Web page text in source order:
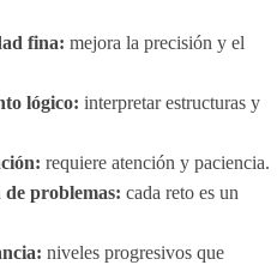
fina: mejora la precisión y el
lógico: interpretar estructuras y
requiere atención y paciencia.
de problemas: cada reto es un
niveles progresivos que